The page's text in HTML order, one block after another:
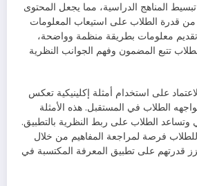
المناهج الدراسية، مما يجعل المحتوى
من قدرة الطلاب على استيعاب المعلومات
معلومات بطريقة منظمة وواضحة،
تتبع المضمون وفهم الجوانب النظرية
على استخدام أمثلة إكلينيكية تعكس
الطلاب في المستقبل. هذه الأمثلة
وتساعد الطلاب على ربط النظرية بالتطبيق.
للطلاب فرصة لمراجعة المفاهيم من خلال
قدرتهم على تطبيق المعرفة المكتسبة في